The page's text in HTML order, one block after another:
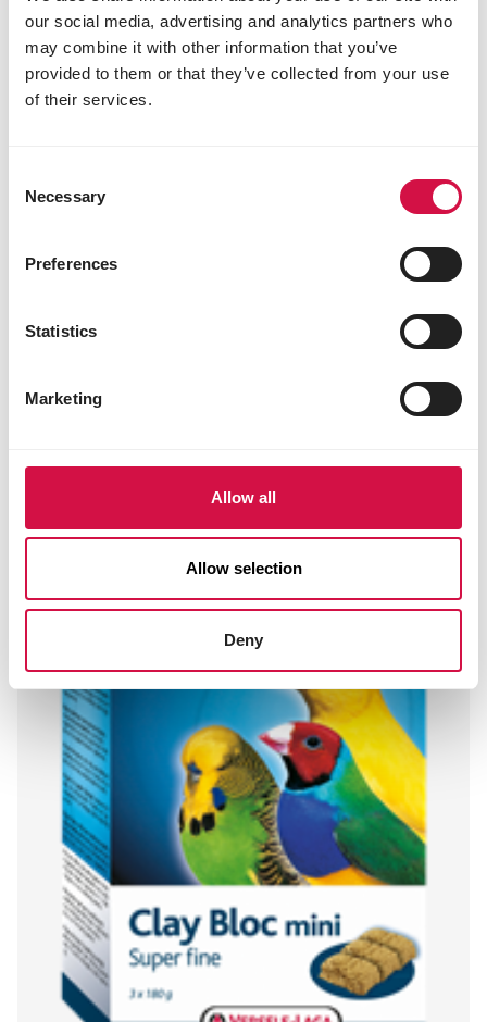
our social media, advertising and analytics partners who
may combine it with other information that you’ve
provided to them or that they’ve collected from your use
of their services.
Selection
Necessary
Preferences
Statistics
Marketing
Allow all
Allow selection
Deny
Gold Patee Inlandse Vogels